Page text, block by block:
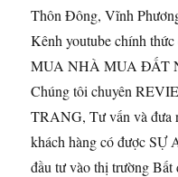
Thôn Đông, Vĩnh
Kênh youtube chính
MUA NHÀ MUA ĐẤT
Chúng tôi chuyên
TRANG, Tư vấn và đưa
khách hàng có được
đầu tư vào thị trường Bất